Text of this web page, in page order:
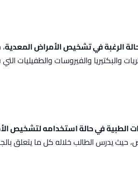
الرغبة في تشخيص الأمراض المعدية
والبكتيريا والفيروسات والطفيليات
في حالة استخدامه لتشخيص
حيث يدرس الطالب خلاله كل ما يتعلق